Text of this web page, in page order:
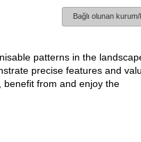
Bağlı olunan
patterns in the
precise features and
from and enjoy the